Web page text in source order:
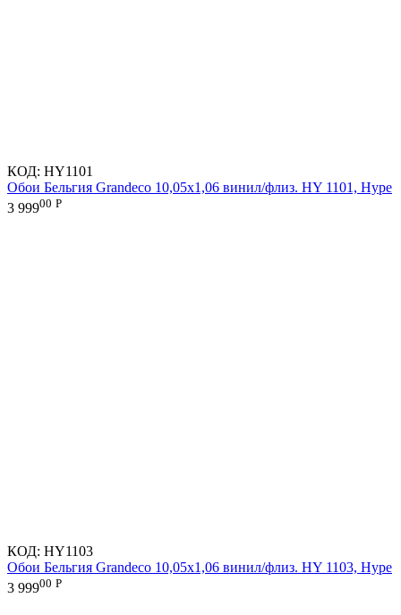
КОД: HY1101
Обои Бельгия Grandeco 10,05х1,06 винил/флиз. HY 1101, Hype
3 99900 Р
КОД: HY1103
Обои Бельгия Grandeco 10,05х1,06 винил/флиз. HY 1103, Hype
3 99900 Р